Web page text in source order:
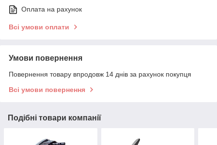
Оплата на рахунок
Всі умови оплати
Умови повернення
Повернення товару впродовж 14 днів за рахунок покупця
Всі умови повернення
Подібні товари компанії